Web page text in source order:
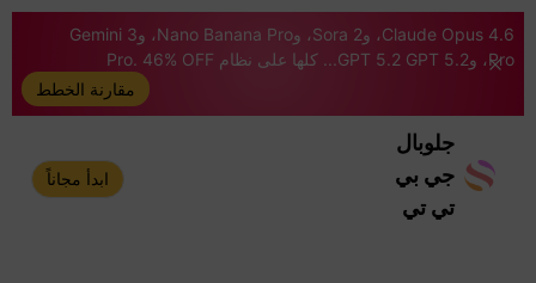
Claude Opus 4.6، وSora 2، وNano Banana Pro، وGemini 3
Pro، وGPT 5.2 GPT 5.2... كلها على نظام Pro. 46% OFF
مقارنة الخطط
جلوبال
جي بي
تي تي
ابدأ مجاناً